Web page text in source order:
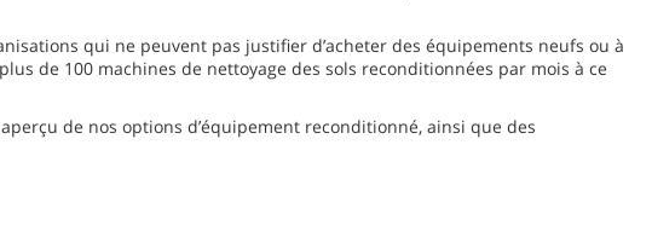
qui ne peuvent pas justifier d’acheter des équipements neufs ou à
de 100 machines de nettoyage des sols reconditionnées par mois à ce
de nos options d’équipement reconditionné, ainsi que des